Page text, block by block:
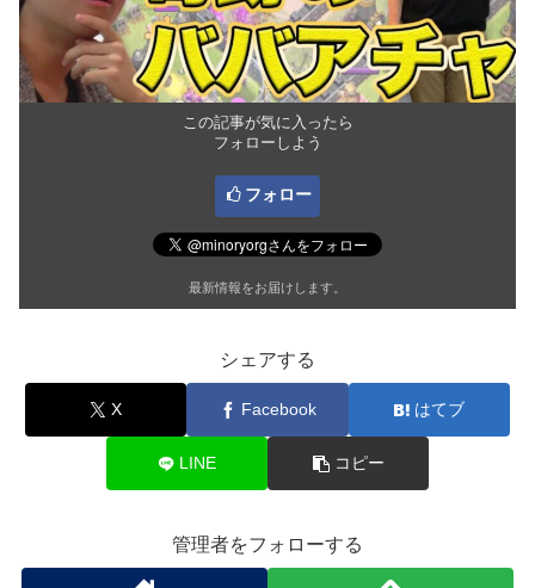
この記事が気に入ったら
フォローしよう
フォロー
最新情報をお届けします。
シェアする
X Facebook はてブ
LINE コピー
管理者をフォローする